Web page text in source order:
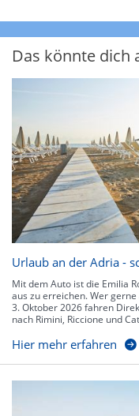
Das könnte dich
Urlaub an der Adria -
Mit dem Auto ist die Emilia
aus zu erreichen. Wer
3. Oktober 2026 fahren
nach Rimini, Riccione und
Hier mehr erfahren